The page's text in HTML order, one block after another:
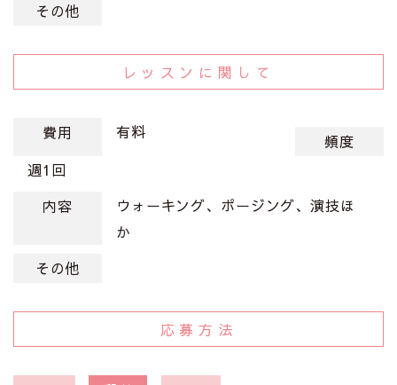
その他
レッスンに関して
費用 有料
頻度
週1回
内容
ウォーキング、ポージング、演技ほ
か
その他
応募方法